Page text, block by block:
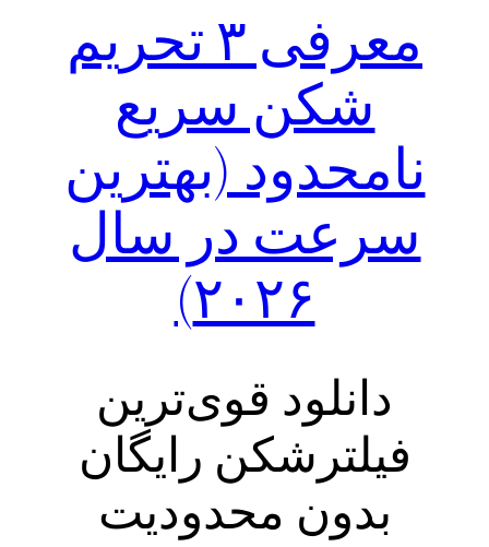
معرفی ۳ تحریم
شکن سریع
نامحدود (بهترین
سرعت در سال
۲۰۲۶)
دانلود قوی‌ترین
فیلترشکن رایگان
بدون محدودیت